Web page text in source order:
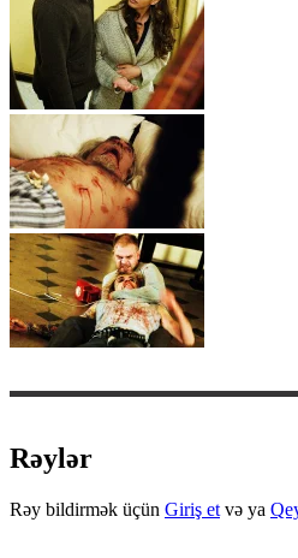
Rəylər
Rəy bildirmək üçün Giriş et və ya